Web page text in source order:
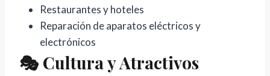
Restaurantes y hoteles
Reparación de aparatos eléctricos y
electrónicos
🎭 Cultura y Atractivos